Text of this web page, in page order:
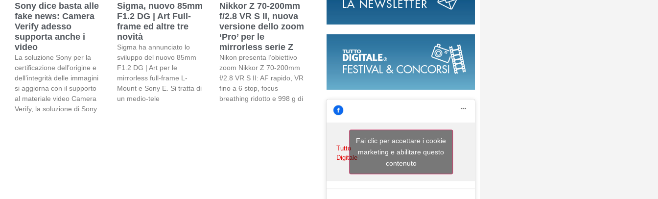
Sony dice basta alle
fake news: Camera
Verify adesso
supporta anche i
video
La soluzione Sony per la
certificazione dell’origine e
dell’integrità delle immagini
si aggiorna con il supporto
al materiale video Camera
Verify, la soluzione di Sony
Sigma, nuovo 85mm
F1.2 DG | Art Full-
frame ed altre tre
novità
Sigma ha annunciato lo
sviluppo del nuovo 85mm
F1.2 DG | Art per le
mirrorless full-frame L-
Mount e Sony E. Si tratta di
un medio-tele
Nikkor Z 70-200mm
f/2.8 VR S II, nuova
versione dello zoom
‘Pro’ per le
mirrorless serie Z
Nikon presenta l’obiettivo
zoom Nikkor Z 70-200mm
f/2.8 VR S II: AF rapido, VR
fino a 6 stop, focus
breathing ridotto e 998 g di
Tutto
Digitale
Fai clic per accettare i cookie
marketing e abilitare questo
contenuto